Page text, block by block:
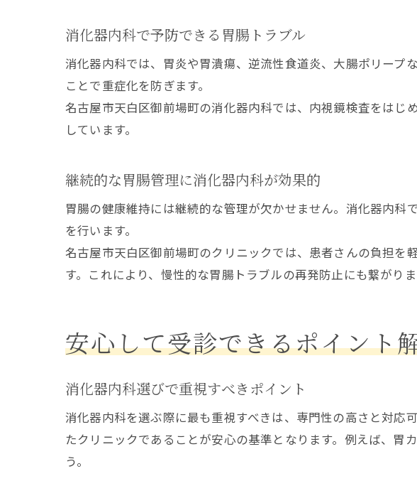
予約し
消化器
消化器
毎日に
消化器内科で予防できる胃腸トラブル
消化器内科では、胃炎や胃潰瘍、逆流性食道炎、大腸ポリープ
ことで重症化を防ぎます。
名古屋市天白区御前場町の消化器内科では、内視鏡検査をは
しています。
継続的な胃腸管理に消化器内科が効果的
胃腸の健康維持には継続的な管理が欠かせません。消化器内
を行います。
名古屋市天白区御前場町のクリニックでは、患者さんの負担を
す。これにより、慢性的な胃腸トラブルの再発防止にも繋がりま
安心して受診できるポイント
消化器内科選びで重視すべきポイント
消化器内科を選ぶ際に最も重視すべきは、専門性の高さと対応
たクリニックであることが安心の基準となります。例えば、胃
う。